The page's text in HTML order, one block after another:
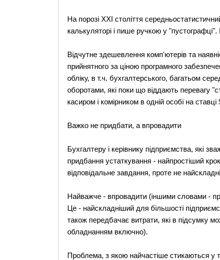
На порозі XXI століття
калькуляторі і пише ручкою у
Відчутне здешевлення комп'ютерів та
прийнятного за ціною програмного
обліку, в т.ч. бухгалтерського, багатьом
оборотами, які поки що віддають перевагу
касиром і комірником в одній особі на
Важко не придбати, а впровадити
Бухгалтеру і керівнику підприємства, які
придбання устаткування - найпростіший
відповідальне завдання, проте не
Найважче - впровадити (іншими словами -
Це - найскладніший для більшості
також передбачає витрати, які в підсумку
обладнанням включно).
Проблема, з якою найчастіше стикаються у